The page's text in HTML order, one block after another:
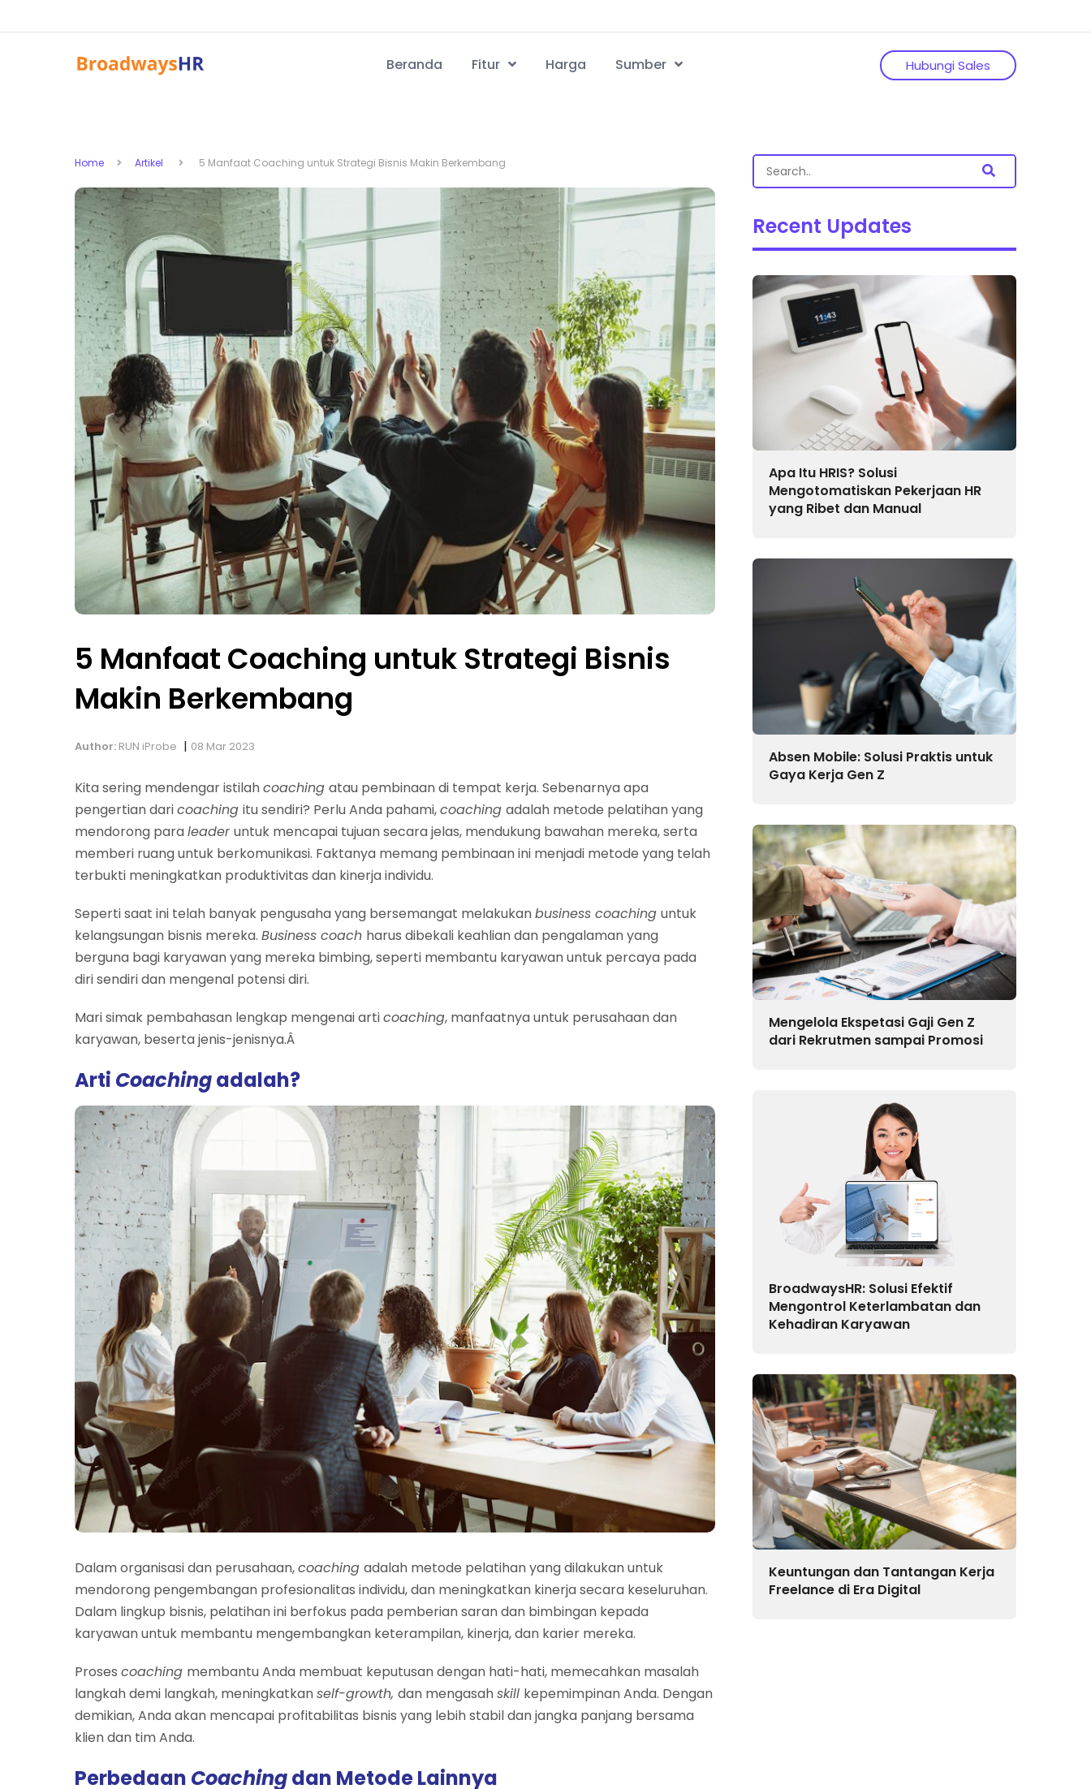
Beranda Fitur Harga Sumber Hubungi Sales
Home Artikel 5 Manfaat Coaching untuk Strategi Bisnis Makin Berkembang
5 Manfaat Coaching untuk Strategi Bisnis
Makin Berkembang
Author: RUN iProbe | 08 Mar 2023
Kita sering mendengar istilahcoaching atau pembinaan di tempat kerja. Sebenarnya apa
pengertian daricoaching itu sendiri? Perlu Anda pahami,coaching adalah metode pelatihan yang
mendorong paraleaderuntuk mencapai tujuan secara jelas, mendukung bawahan mereka, serta
memberi ruang untuk berkomunikasi. Faktanya memang pembinaan ini menjadi metode yang telah
terbukti meningkatkan produktivitas dan kinerja individu.
Seperti saat ini telah banyak pengusaha yang bersemangat melakukanbusiness coaching untuk
kelangsungan bisnis mereka. Business coach harus dibekali keahlian dan pengalaman yang
berguna bagi karyawan yang mereka bimbing, seperti membantu karyawan untuk percaya pada
diri sendiri dan mengenal potensi diri.
Mari simak pembahasan lengkap mengenai articoaching, manfaatnya untuk perusahaan dan
karyawan, beserta jenis-jenisnya.Â
Arti Coachingadalah?
Dalam organisasi dan perusahaan,coaching adalah metode pelatihan yang dilakukan untuk
mendorong pengembangan profesionalitas individu, dan meningkatkan kinerja secara keseluruhan.
Dalam lingkup bisnis, pelatihan ini berfokus pada pemberian saran dan bimbingan kepada
karyawan untuk membantu mengembangkan keterampilan, kinerja, dan karier mereka.
Proses coaching membantu Anda membuat keputusan dengan hati-hati, memecahkan masalah
langkah demi langkah, meningkatkanself-growth, dan mengasahskill kepemimpinan Anda. Dengan
demikian, Anda akan mencapai profitabilitas bisnis yang lebih stabil dan jangka panjang bersama
klien dan tim Anda.
Perbedaan Coachingdan Metode Lainnya
Recent Updates
Apa Itu HRIS? Solusi
Mengotomatiskan Pekerjaan HR
yang Ribet dan Manual
Absen Mobile: Solusi Praktis untuk
Gaya Kerja Gen Z
Mengelola Ekspetasi Gaji Gen Z
dari Rekrutmen sampai Promosi
BroadwaysHR: Solusi Efektif
Mengontrol Keterlambatan dan
Kehadiran Karyawan
Keuntungan dan Tantangan Kerja
Freelance di Era Digital